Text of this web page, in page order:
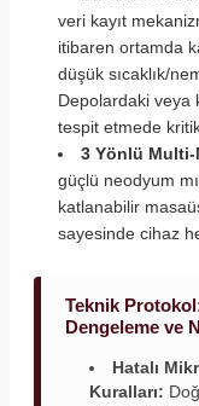
veri kayıt
itibaren ortamda
düşük sıcaklık/
Depolardaki veya
tespit etmede
3 Yönlü
güçlü neodyum
katlanabilir
sayesinde cihaz
Teknik
Dengeleme ve
Hatalı
Kuralları: